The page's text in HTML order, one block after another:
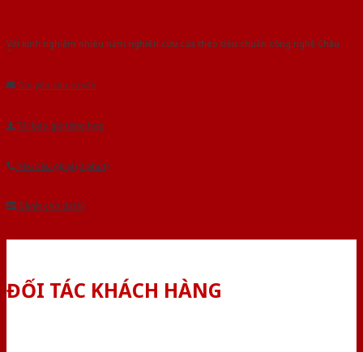
Với kinh nghiệm nhiêu năm nghiên cứu cửa theo tiêu chuẩn công nghệ Châu
Âu.Chúng tôi tự tin là nhà sản xuất & cung cấp hàng đầu tại Việt Nam!
Gửi yêu cầu tư vấn
Tải báo giá tổng hợp
Yêu cầu gọi lại (3 phút)
Dành cho đại lý
ĐỐI TÁC KHÁCH HÀNG